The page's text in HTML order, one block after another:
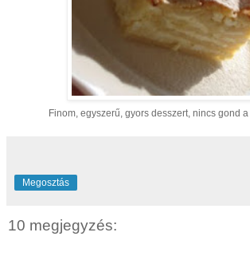
Finom, egyszerű, gyors desszert, nincs gond
Megosztás
10 megjegyzés: